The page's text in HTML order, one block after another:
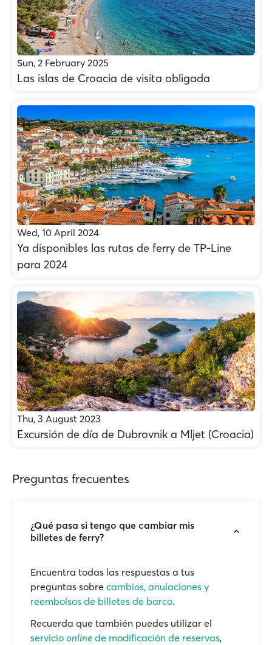
Sun, 2 February 2025
Las islas de Croacia de visita obligada
Wed, 10 April 2024
Ya disponibles las rutas de ferry de TP-Line
para 2024
Thu, 3 August 2023
Excursión de día de Dubrovnik a Mljet (Croacia)
Preguntas frecuentes
¿Qué pasa si tengo que cambiar mis
billetes de ferry?
Encuentra todas las respuestas a tus
preguntas sobre cambios, anulaciones y
reembolsos de billetes de barco.
Recuerda que también puedes utilizar el
servicio online de modificación de reservas,